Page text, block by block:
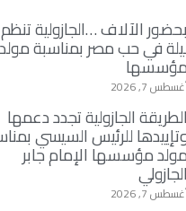
الآلاف …الجازولية تنظم
في حب مصر بمناسبة مولد
7, 2026
الجازولية تجدد دعمها
للرئيس السيسي
مؤسسها الإمام جابر
7, 2026